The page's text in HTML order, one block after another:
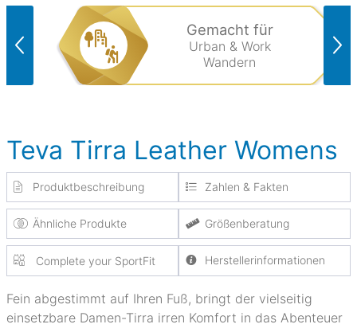
Gemacht für
Urban & Work
Wandern
Teva Tirra Leather Womens
Produktbeschreibung Zahlen & Fakten
Ähnliche Produkte Größenberatung
Complete your SportFit Herstellerinformationen
Fein abgestimmt auf Ihren Fuß, bringt der vielseitig
einsetzbare Damen-Tirra irren Komfort in das Abenteuer